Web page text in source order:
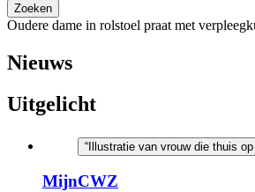
Zoeken
Oudere dame in rolstoel praat met
Nieuws
Uitgelicht
“Illustratie van vrouw die thuis
MijnCWZ